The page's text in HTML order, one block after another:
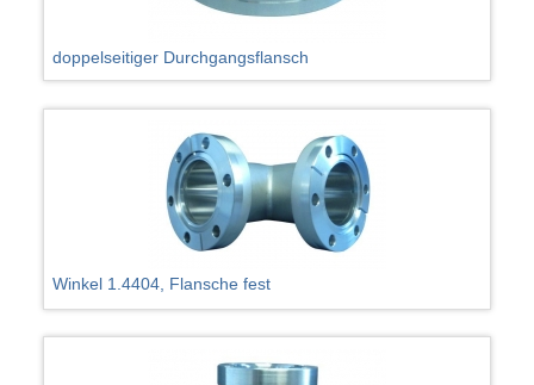
doppelseitiger Durchgangsflansch
Winkel 1.4404, Flansche fest